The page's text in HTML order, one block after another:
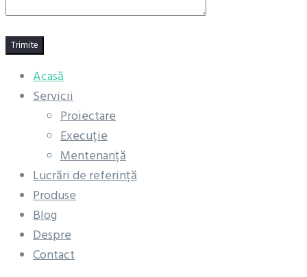
Trimite
Acasă
Servicii
Proiectare
Execuție
Mentenanță
Lucrări de referință
Produse
Blog
Despre
Contact